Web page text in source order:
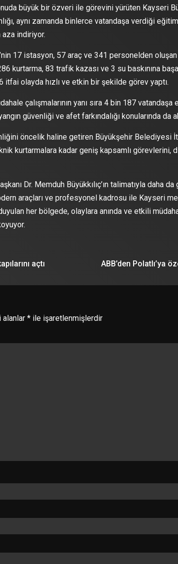
büyük bir özveri ile görevini yürüten Kayseri
aynı zamanda binlerce vatandaşa verdiği
indiriyor.
17 istasyon, 57 araç ve 341 personelden
kurtarma, 83 trafik kazası ve 3 su baskınına
olayda hızlı ve etkin bir şekilde görev yaptı.
çalışmalarının yanı sıra 4 bin 187 vatandaşa
güvenliği ve afet farkındalığı konularında da
öncelik haline getiren Büyükşehir Belediyesi
kurtarmalara kadar geniş kapsamlı görevlerini,
Dr. Memduh Büyükkılıç’ın talimatıyla daha
araçları ve profesyonel kadrosu ile Kayseri
her bölgede, olaylara anında ve etkili
açtı
ABB’den Polatlı’ya
alanlar * ile işaretlenmişlerdir